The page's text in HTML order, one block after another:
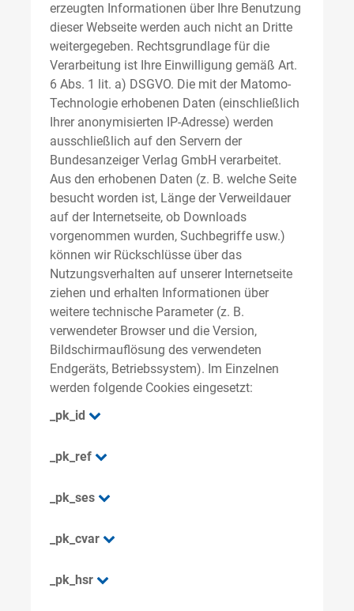
erzeugten Informationen über Ihre Benutzung
dieser Webseite werden auch nicht an Dritte
weitergegeben. Rechtsgrundlage für die
Verarbeitung ist Ihre Einwilligung gemäß Art.
6 Abs. 1 lit. a) DSGVO. Die mit der Matomo-
Technologie erhobenen Daten (einschließlich
Ihrer anonymisierten IP-Adresse) werden
ausschließlich auf den Servern der
Bundesanzeiger Verlag GmbH verarbeitet.
Aus den erhobenen Daten (z. B. welche Seite
besucht worden ist, Länge der Verweildauer
auf der Internetseite, ob Downloads
vorgenommen wurden, Suchbegriffe usw.)
können wir Rückschlüsse über das
Nutzungsverhalten auf unserer Internetseite
ziehen und erhalten Informationen über
weitere technische Parameter (z. B.
verwendeter Browser und die Version,
Bildschirmauflösung des verwendeten
Endgeräts, Betriebssystem). Im Einzelnen
werden folgende Cookies eingesetzt:
_pk_id
_pk_ref
_pk_ses
_pk_cvar
_pk_hsr